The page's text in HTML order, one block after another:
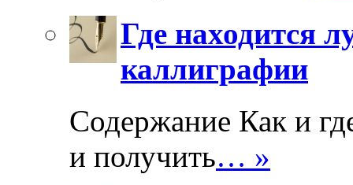
Где находится
каллиграфии
Содержание Как и
и получить… »